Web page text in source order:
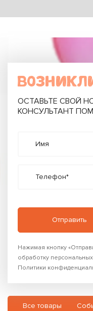
ОСТАВЬТЕ СВОЙ
КОНСУЛЬТАНТ
Имя
Телефон*
Нажимая кнопку
обработку
Политики
Все товары